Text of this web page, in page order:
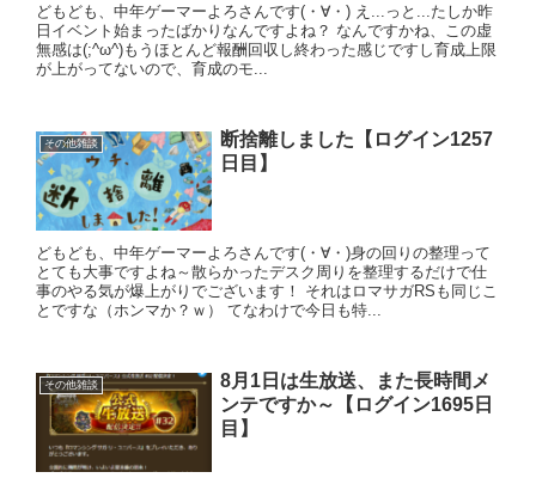
どもども、中年ゲーマーよろさんです(・∀・) え...っと...たしか昨
日イベント始まったばかりなんですよね？ なんですかね、この虚
無感は(;^ω^)もうほとんど報酬回収し終わった感じですし育成上限
が上がってないので、育成のモ...
その他雑談
断捨離しました【ログイン1257
日目】
どもども、中年ゲーマーよろさんです(・∀・)身の回りの整理って
とても大事ですよね～散らかったデスク周りを整理するだけで仕
事のやる気が爆上がりでございます！ それはロマサガRSも同じこ
とですな（ホンマか？ｗ） てなわけで今日も特...
その他雑談
8月1日は生放送、また長時間メ
ンテですか～【ログイン1695日
目】